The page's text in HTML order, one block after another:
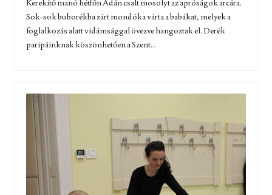
Kerekítő manó hétfőn Adán csalt mosolyt az apróságok arcára.
Sok-sok buborékba zárt mondóka várta a babákat, melyek a
foglalkozás alatt vidámsággal övezve hangoztak el. Derék
paripáinknak köszönhetően a Szent...